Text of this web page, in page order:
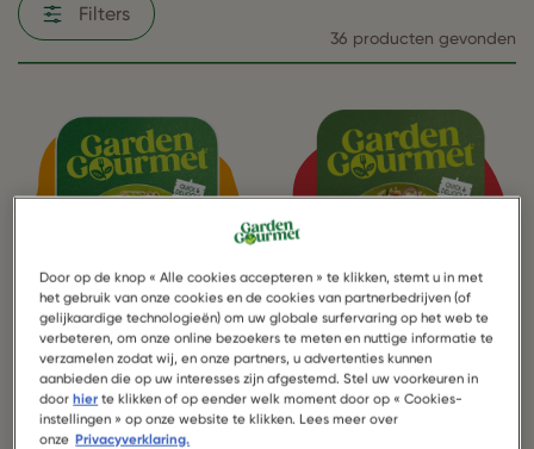
Filters
36 producten gevonden
vegetarische
oosterse
wokblokjes
vegetarische
indische
Door op de knop « Alle cookies accepteren » te klikken, stemt u in met
het gebruik van onze cookies en de cookies van partnerbedrijven (of
gelijkaardige technologieën) om uw globale surfervaring op het web te
verbeteren, om onze online bezoekers te meten en nuttige informatie te
verzamelen zodat wij, en onze partners, u advertenties kunnen
aanbieden die op uw interesses zijn afgestemd. Stel uw voorkeuren in
doorhier te klikken of op eender welk moment door op « Cookies-
instellingen » op onze website te klikken. Lees meer over
onze Privacyverklaring.